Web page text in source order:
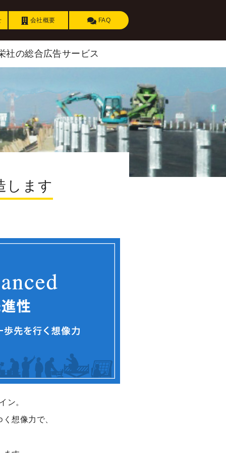
会社概要 FAQ
社の総合広告サービス
します
ン。
想像力で、